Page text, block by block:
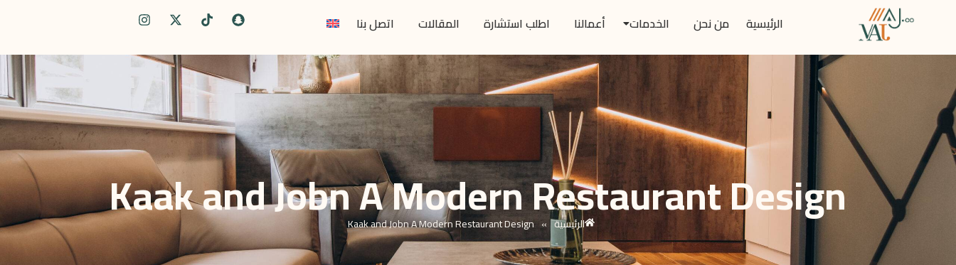
الرئيسية من نحن الخدمات أعمالنا اطلب استشارة المقالات اتصل بنا
Kaak and Jobn A Modern Restaurant Design
الرئيسية »
Kaak and Jobn A Modern Restaurant Design